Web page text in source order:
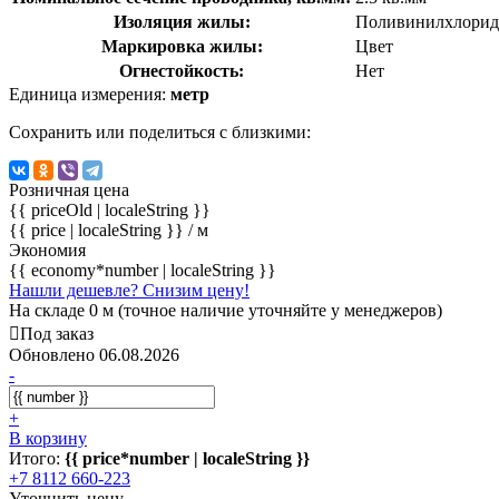
Изоляция жилы:
Маркировка жилы:
Цвет
Огнестойкость:
Нет
Единица измерения: метр
Сохранить или поделиться с близкими:
Розничная цена
{{ priceOld | localeString }}
{{ price | localeString }} / м
Экономия
{{ economy*number | localeString }}
Нашли дешевле? Снизим цену!
На складе 0 м (точное наличие уточняйте у менеджеров)
Под заказ
Обновлено 06.08.2026
-
+
В корзину
Итого: {{ price*number | localeString }}
+7 8112 660-223